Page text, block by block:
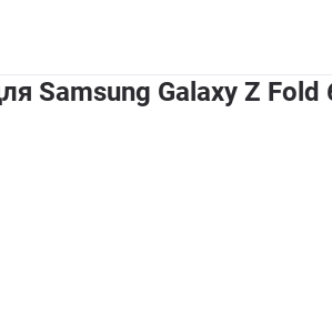
Samsung Galaxy Z